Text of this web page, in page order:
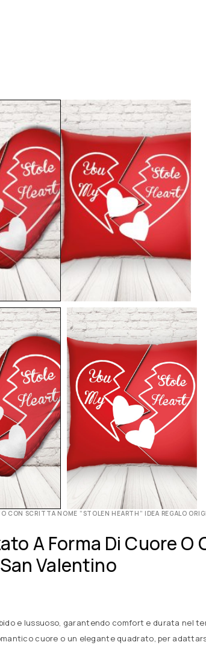
CON SCRITTA NOME ”STOLEN HEARTH” IDEA REGALO
A Forma Di Cuore
Valentino
e lussuoso, garantendo comfort e durata nel
cuore o un elegante quadrato, per